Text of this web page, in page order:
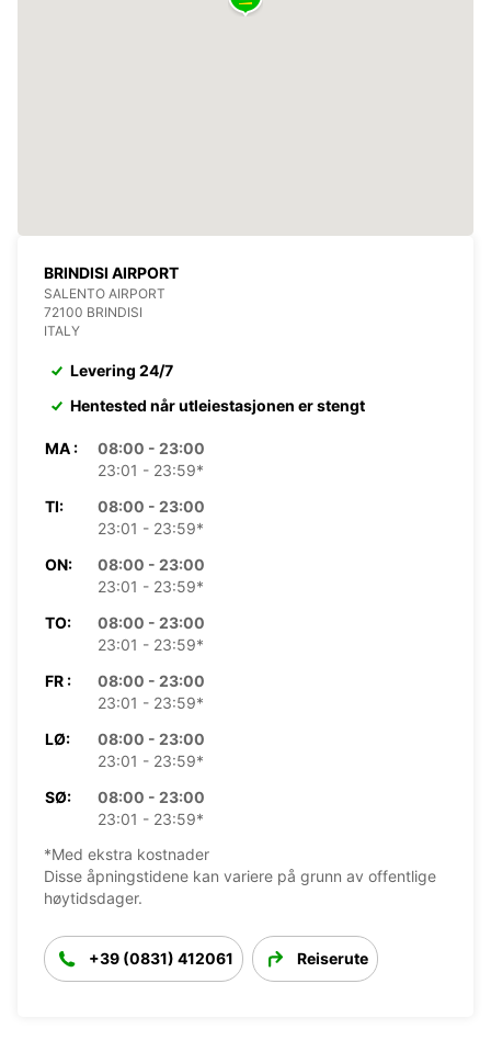
BRINDISI AIRPORT
SALENTO AIRPORT
72100 BRINDISI
ITALY
Levering 24/7
Hentested når utleiestasjonen er stengt
MA :
08:00 - 23:00
23:01 - 23:59*
TI:
08:00 - 23:00
23:01 - 23:59*
ON:
08:00 - 23:00
23:01 - 23:59*
TO:
08:00 - 23:00
23:01 - 23:59*
FR :
08:00 - 23:00
23:01 - 23:59*
LØ:
08:00 - 23:00
23:01 - 23:59*
SØ:
08:00 - 23:00
23:01 - 23:59*
*Med ekstra kostnader
Disse åpningstidene kan variere på grunn av offentlige
høytidsdager.
+39 (0831) 412061 Reiserute